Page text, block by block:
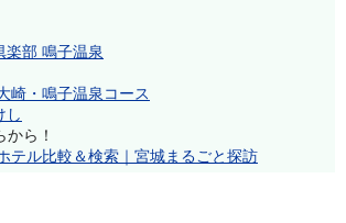
楽部 鳴子温泉
崎・鳴子温泉コース
し
ら！
テル比較＆検索｜宮城まるごと探訪